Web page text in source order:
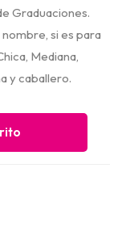
Graduaciones.
si es para
Mediana,
y caballero.